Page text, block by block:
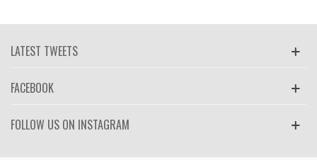
LATEST TWEETS
FACEBOOK
FOLLOW US ON INSTAGRAM